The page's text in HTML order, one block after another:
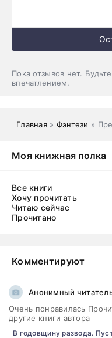
Пока отзывов нет.
впечатлением.
Главная» Фэнтези »
Моя книжная полка
Все книги
Хочу прочитать
Читаю сейчас
Прочитано
Комментируют
Анонимный
Очень понравилась
другие книги автора
В годовщину развода.